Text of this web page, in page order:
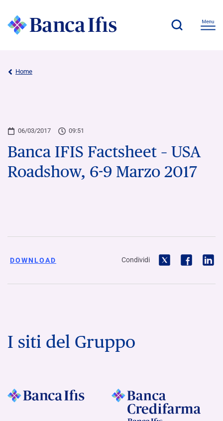
Home
06/03/2017 09:51
Banca IFIS Factsheet – USA
Roadshow, 6-9 Marzo 2017
DOWNLOAD Condividi
I siti del Gruppo